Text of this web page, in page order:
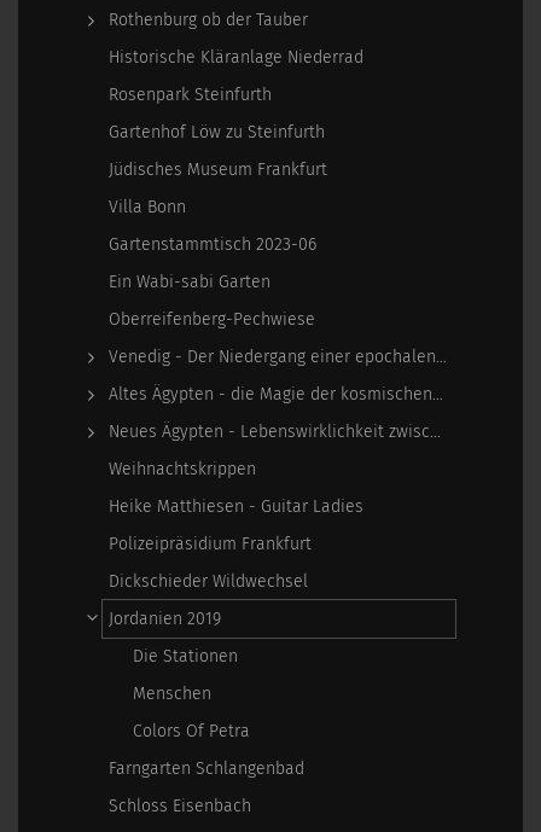
Rothenburg ob der Tauber
Historische Kläranlage Niederrad
Rosenpark Steinfurth
Gartenhof Löw zu Steinfurth
Jüdisches Museum Frankfurt
Villa Bonn
Gartenstammtisch 2023-06
Ein Wabi-sabi Garten
Oberreifenberg-Pechwiese
Venedig - Der Niedergang einer epochalen Macht
Altes Ägypten - die Magie der kosmischen…
Neues Ägypten - Lebenswirklichkeit zwischen…
Weihnachtskrippen
Heike Matthiesen - Guitar Ladies
Polizeipräsidium Frankfurt
Dickschieder Wildwechsel
Jordanien 2019
Die Stationen
Menschen
Colors Of Petra
Farngarten Schlangenbad
Schloss Eisenbach